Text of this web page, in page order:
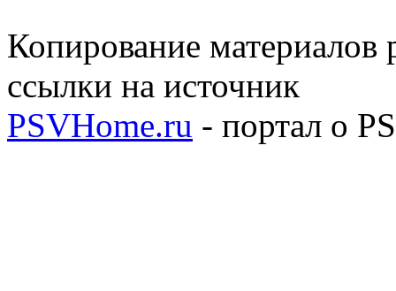
Копирование материалов
ссылки на источник
PSVHome.ru - портал о